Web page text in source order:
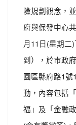
險規劃觀念，
府與保發中心
月11日(星期二
到），於市政
園區縣府路1
動，內容包括
福」及「金融